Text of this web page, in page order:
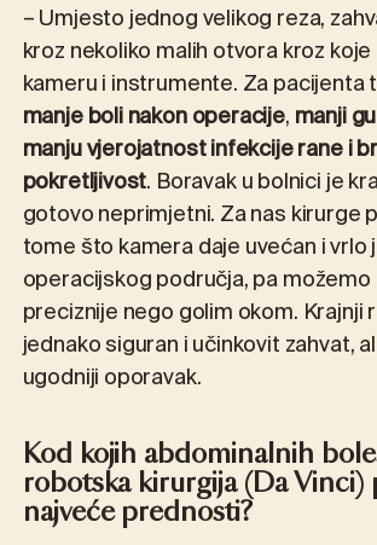
– Umjesto jednog velikog reza,
kroz nekoliko malih otvora kroz
kameru i instrumente. Za pacijenta
manje boli nakon operacije,manji
manju vjerojatnost infekcije rane i
pokretljivost. Boravak u bolnici je
gotovo neprimjetni. Za nas kirurge
tome što kamera daje uvećan i vrlo
operacijskog područja, pa
preciznije nego golim okom. Krajnji
jednako siguran i učinkovit zahvat,
ugodniji oporavak.
Kod kojih abdominalnih
robotska kirurgija (Da Vinci)
najveće prednosti?